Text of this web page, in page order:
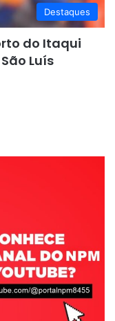
Destaques
do Itaqui
Luís